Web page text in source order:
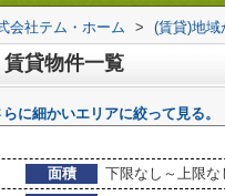
会社テム・ホーム > (賃貸)地域
貸物件一覧
に細かいエリアに絞って見る。
面積 下限なし～上限な